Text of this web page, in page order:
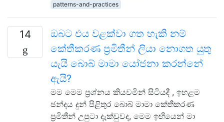
patterns-and-practices
14
ඔබට එය වළක්වා ගත හැකි නම්
කේතීකරණ ප්‍රමිතීන් ලියා නොගත යුතු
යැයි බොබ් මාමා යෝජනා කරන්නේ
ඇයි?
මම මෙම ප්‍රශ්නය කියවමින් සිටියදී , ඉහළම
ඡන්දය දුන් පිළිතුර බොබ් මාමා කේතීකරණ
ප්‍රමිතීන් උපුටා දැක්වුවද, මෙම ඉඟියෙන් මා